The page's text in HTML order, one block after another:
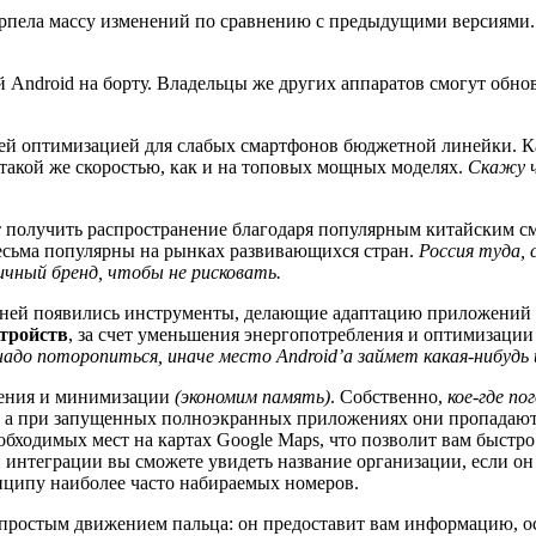
массу изменений по сравнению с предыдущими версиями.
на борту. Владельцы же других аппаратов смогут
оптимизацией для слабых смартфонов бюджетной
же скоростью, как и на топовых мощных моделях. Скажу
распространение благодаря популярным
популярны на рынках развивающихся стран. Россия туда,
бренд, чтобы не рисковать.
появились инструменты, делающие адаптацию приложений
, за счет уменьшения энергопотребления и
поторопиться, иначе место Android’а займет какая-нибудь
и минимизации (экономим память). Собственно, кое-где
а при запущенных полноэкранных приложениях они
мест на картах Google Maps, что позволит вам
вы сможете увидеть название организации, если
наиболее часто набираемых номеров.
движением пальца: он предоставит вам информацию,